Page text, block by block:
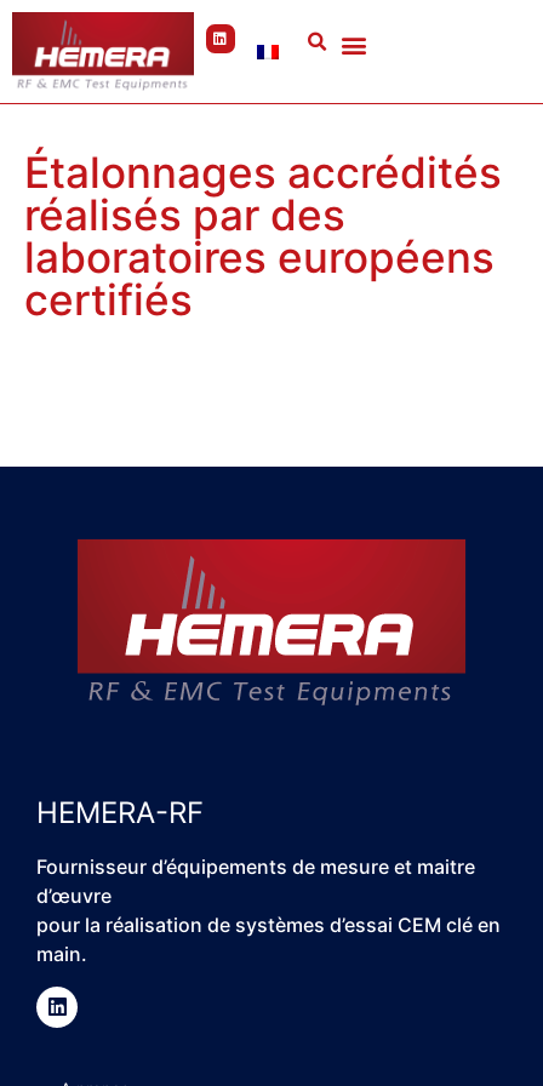
Panneau de gestion des cookies
Étalonnages accrédités
réalisés par des
laboratoires européens
certifiés
HEMERA-RF
Fournisseur d’équipements de mesure et maitre
d’œuvre
pour la réalisation de systèmes d’essai CEM clé en
main.